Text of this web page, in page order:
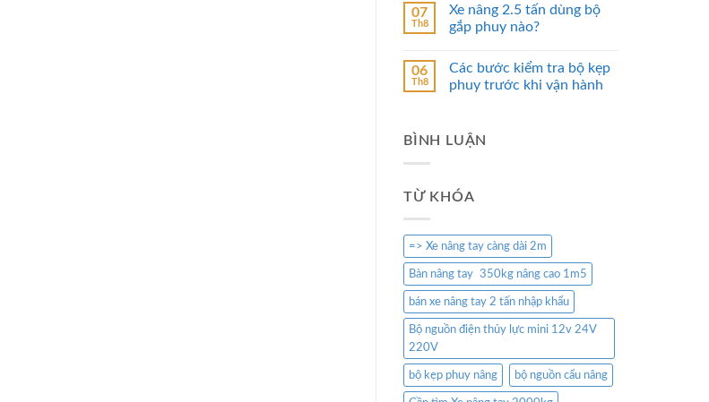
07
Th8
Xe nâng 2.5 tấn dùng bộ
gắp phuy nào?
06
Th8
Các bước kiểm tra bộ kẹp
phuy trước khi vận hành
BÌNH LUẬN
TỪ KHÓA
=> Xe nâng tay càng dài 2m
Bàn nâng tay 350kg nâng cao 1m5
bán xe nâng tay 2 tấn nhập khẩu
Bộ nguồn điện thủy lực mini 12v 24V
220V
bộ kẹp phuy nâng bộ nguồn cẩu nâng